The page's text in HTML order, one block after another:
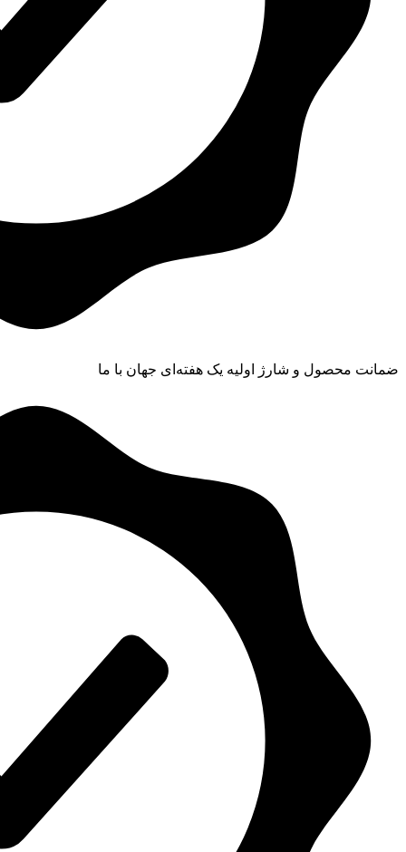
ضمانت محصول و شارژ اولیه یک‌ هفته‌ای جهان با ما